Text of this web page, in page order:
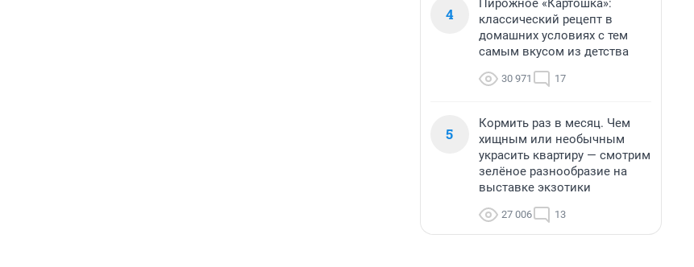
4
Пирожное «Картошка»:
классический рецепт в
домашних условиях с тем
самым вкусом из детства
30 971 17
5
Кормить раз в месяц. Чем
хищным или необычным
украсить квартиру — смотрим
зелёное разнообразие на
выставке экзотики
27 006 13